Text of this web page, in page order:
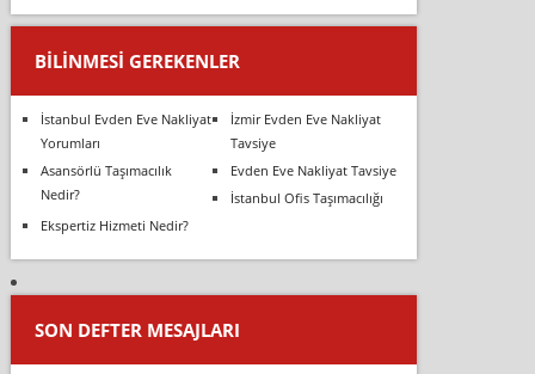
BILINMESI GEREKENLER
İstanbul Evden Eve Nakliyat
Yorumları
İzmir Evden Eve Nakliyat
Tavsiye
Asansörlü Taşımacılık
Nedir?
Evden Eve Nakliyat Tavsiye
İstanbul Ofis Taşımacılığı
Ekspertiz Hizmeti Nedir?
SON DEFTER MESAJLARI